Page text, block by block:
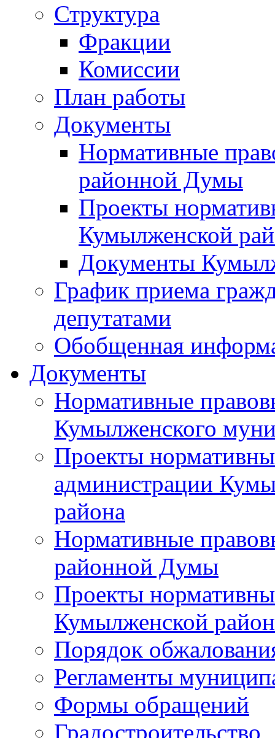
Структура
Фракции
Комиссии
План работы
Документы
Нормативные
районной Думы
Проекты
Кумылженской
Документы
График приема
депутатами
Обобщенная
Документы
Нормативные
Кумылженского
Проекты
администрации
района
Нормативные
районной Думы
Проекты
Кумылженской
Порядок
Регламенты
Формы обращений
Градостроительство